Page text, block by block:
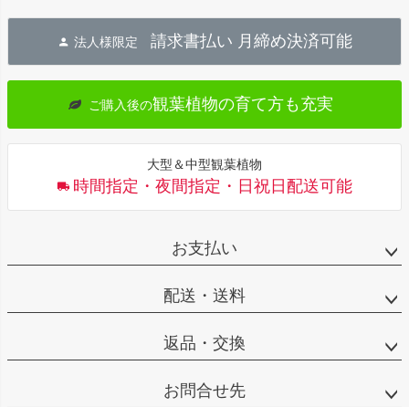
へ
法人様限定 請求書払い 月締め決済可能
ご購入後の観葉植物の育て方も充実
大型＆中型観葉植物
時間指定・夜間指定・日祝日配送可能
お支払い
配送・送料
返品・交換
お問合せ先